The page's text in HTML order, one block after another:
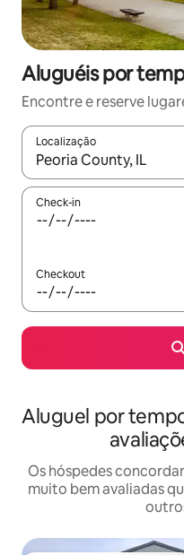
Aluguéis por
Encontre e reserve
Localização
Quando os resultados
Check-in
Checkout
Aluguel por
Os hóspedes
muito bem avaliadas